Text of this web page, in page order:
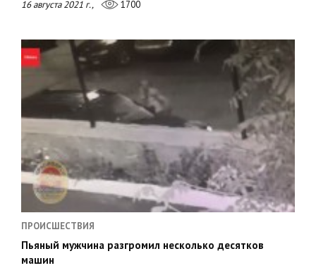
16 августа 2021 г., 1700
ПРОИСШЕСТВИЯ
Пьяный мужчина разгромил несколько десятков
машин